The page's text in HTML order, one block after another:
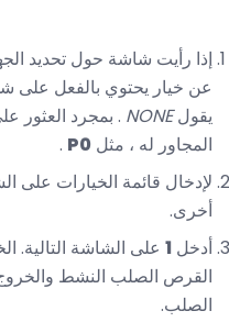
إذا رأيت شاشة حول تحديد
عن خيار يحتوي بالفعل على
يقولNONE . بمجرد العثور
المجاور له ، مثل P0
.
لإدخال قائمة الخيارات على
أخرى.
أدخل 1 على الشاشة التالية.
القرص الصلب النشط
الصلب.